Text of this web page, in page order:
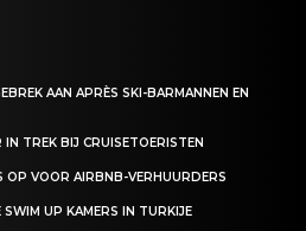
AAN APRÈS SKI-BARMANNEN EN
TREK BIJ CRUISETOERISTEN
OP VOOR AIRBNB-VERHUURDERS
UP KAMERS IN TURKIJE